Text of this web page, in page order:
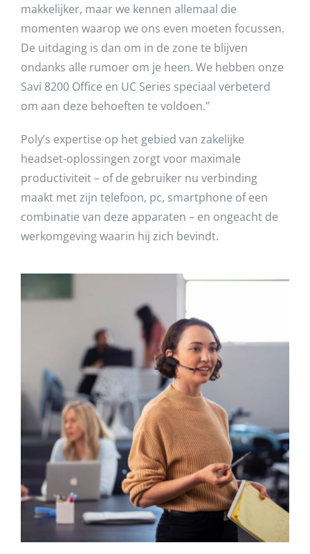
makkelijker, maar we kennen allemaal die
momenten waarop we ons even moeten focussen.
De uitdaging is dan om in de zone te blijven
ondanks alle rumoer om je heen. We hebben onze
Savi 8200 Office en UC Series speciaal verbeterd
om aan deze behoeften te voldoen.”
Poly’s expertise op het gebied van zakelijke
headset-oplossingen zorgt voor maximale
productiviteit – of de gebruiker nu verbinding
maakt met zijn telefoon, pc, smartphone of een
combinatie van deze apparaten – en ongeacht de
werkomgeving waarin hij zich bevindt.